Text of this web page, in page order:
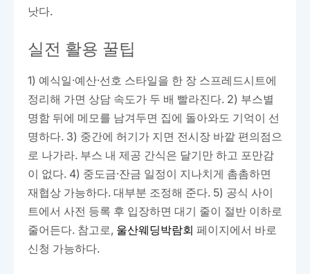
낫다.
실전 활용 꿀팁
1) 예식일·예산·선호 스타일을 한 장 스프레드시트에
정리해 가면 상담 속도가 두 배 빨라진다. 2) 부스별
명함 뒤에 메모를 남겨두면 집에 돌아와도 기억이 선
명하다. 3) 중간에 허기가 지면 전시장 바깥 편의점으
로 나가라. 부스 내 제공 간식은 달기만 하고 포만감
이 없다. 4) 중도금·잔금 일정이 지나치게 촘촘하면
재협상 가능하다. 대부분 조정해 준다. 5) 공식 사이
트에서 사전 등록 후 입장하면 대기 줄이 절반 이하로
줄어든다. 참고로, 울산웨딩박람회 페이지에서 바로
신청 가능하다.